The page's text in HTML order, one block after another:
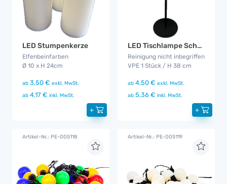
LED Stumpenkerze
Elfenbeinfarben
Ø 10 x H 24cm
ab 3,50 € exkl. MwSt.
ab 4,17 € inkl. MwSt.
+
LED Tischlampe Schwarz Akku
Reinigung nicht inbegriffen
VPE 1 Stück / H 38 cm
ab 4,50 € exkl. MwSt.
ab 5,36 € inkl. MwSt.
+
Artikel-Nr.: PE-005118 Artikel-Nr.: PE-005119